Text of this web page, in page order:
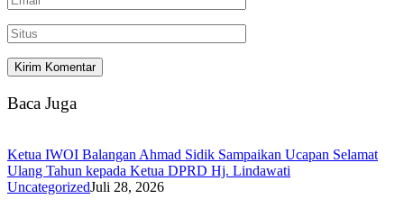
Baca Juga
Ketua IWOI Balangan Ahmad Sidik Sampaikan Ucapan Selamat
Ulang Tahun kepada Ketua DPRD Hj. Lindawati
UncategorizedJuli 28, 2026